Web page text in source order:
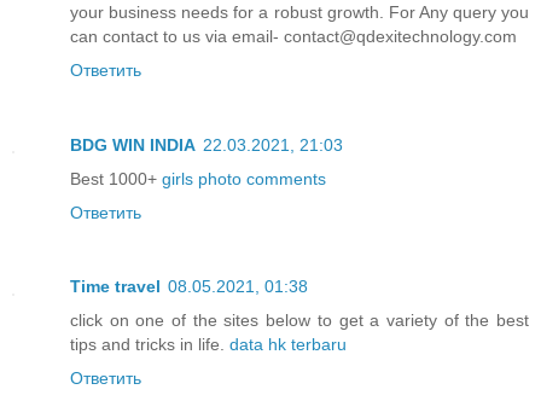
your business needs for a robust growth. For Any query you
can contact to us via email- contact@qdexitechnology.com
Ответить
BDG WIN INDIA 22.03.2021, 21:03
Best 1000+ girls photo comments
Ответить
Time travel 08.05.2021, 01:38
click on one of the sites below to get a variety of the best
tips and tricks in life. data hk terbaru
Ответить